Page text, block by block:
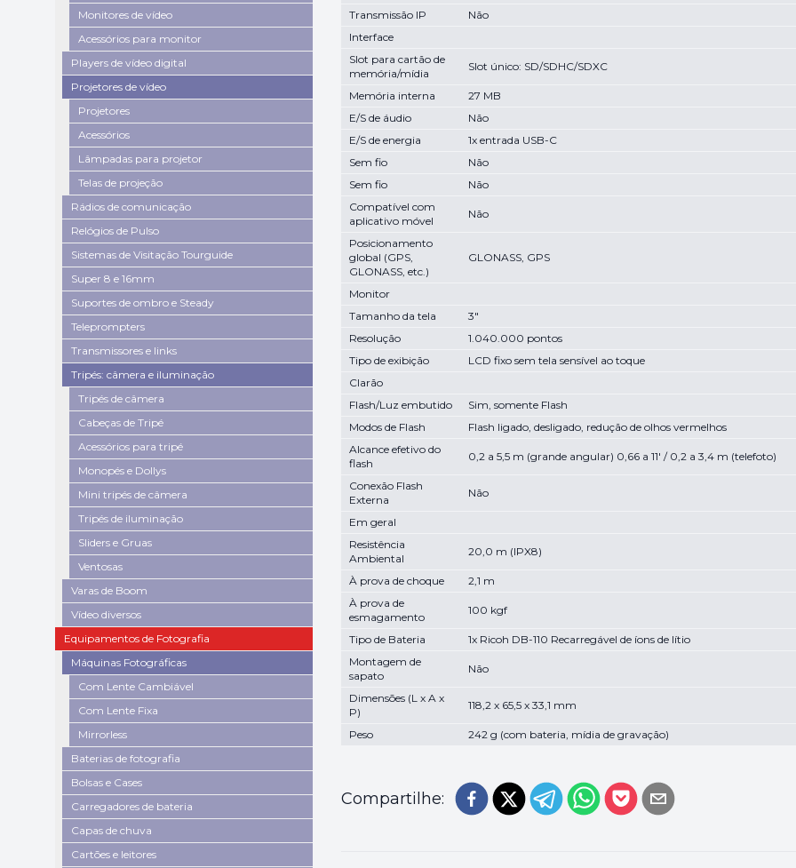
Monitores de vídeo
Acessórios para monitor
Players de vídeo digital
Projetores de vídeo
Projetores
Acessórios
Lâmpadas para projetor
Telas de projeção
Rádios de comunicação
Relógios de Pulso
Sistemas de Visitação Tourguide
Super 8 e 16mm
Suportes de ombro e Steady
Teleprompters
Transmissores e links
Tripés: câmera e iluminação
Tripés de câmera
Cabeças de Tripé
Acessórios para tripé
Monopés e Dollys
Mini tripés de câmera
Tripés de iluminação
Sliders e Gruas
Ventosas
Varas de Boom
Vídeo diversos
Equipamentos de Fotografia
Máquinas Fotográficas
Com Lente Cambiável
Com Lente Fixa
Mirrorless
Baterias de fotografia
Bolsas e Cases
Carregadores de bateria
Capas de chuva
Cartões e leitores
Transmissão IP
Não
Interface
Slot para cartão de
memória/mídia
Slot único: SD/SDHC/SDXC
Memória interna
27 MB
E/S de áudio
Não
E/S de energia
1x entrada USB-C
Sem fio
Não
Sem fio
Não
Compatível com
aplicativo móvel
Não
Posicionamento
global (GPS,
GLONASS, etc.)
GLONASS, GPS
Monitor
Tamanho da tela
3"
Resolução
1.040.000 pontos
Tipo de exibição
LCD fixo sem tela sensível ao toque
Clarão
Flash/Luz embutido
Sim, somente Flash
Modos de Flash
Flash ligado, desligado, redução de olhos vermelhos
Alcance efetivo do
flash
0,2 a 5,5 m (grande angular) 0,66 a 11' / 0,2 a 3,4 m (telefoto)
Conexão Flash
Externa
Não
Em geral
Resistência
Ambiental
20,0 m (IPX8)
À prova de choque
2,1 m
À prova de
esmagamento
100 kgf
Tipo de Bateria
1x Ricoh DB-110 Recarregável de íons de lítio
Montagem de
sapato
Não
Dimensões (L x A x
P)
118,2 x 65,5 x 33,1 mm
Peso 242 g (com bateria, mídia de gravação)
Compartilhe: